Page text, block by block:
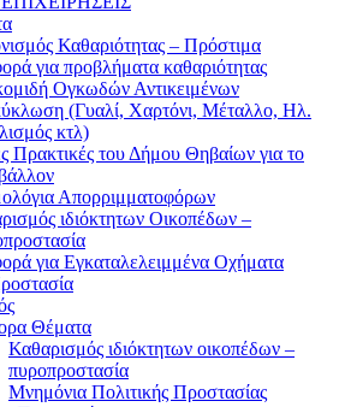
Καθαριότητας – Πρόστιμα
για προβλήματα καθαριότητας
Ογκωδών Αντικειμένων
(Γυαλί, Χαρτόνι, Μέταλλο, Ηλ.
κτλ)
Πρακτικές του Δήμου Θηβαίων για το
Απορριμματοφόρων
ιδιόκτητων Οικοπέδων –
για Εγκαταλελειμμένα Οχήματα
Θέματα
Καθαρισμός ιδιόκτητων οικοπέδων –
πυροπροστασία
Μνημόνια Πολιτικής Προστασίας